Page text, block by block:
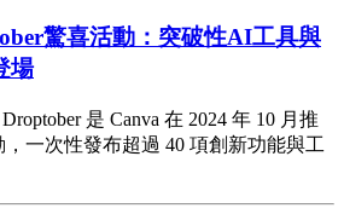
驚喜活動：突破性AI工具與
場
是 Canva 在 2024 年 10 月推
一次性發布超過 40 項創新功能與工